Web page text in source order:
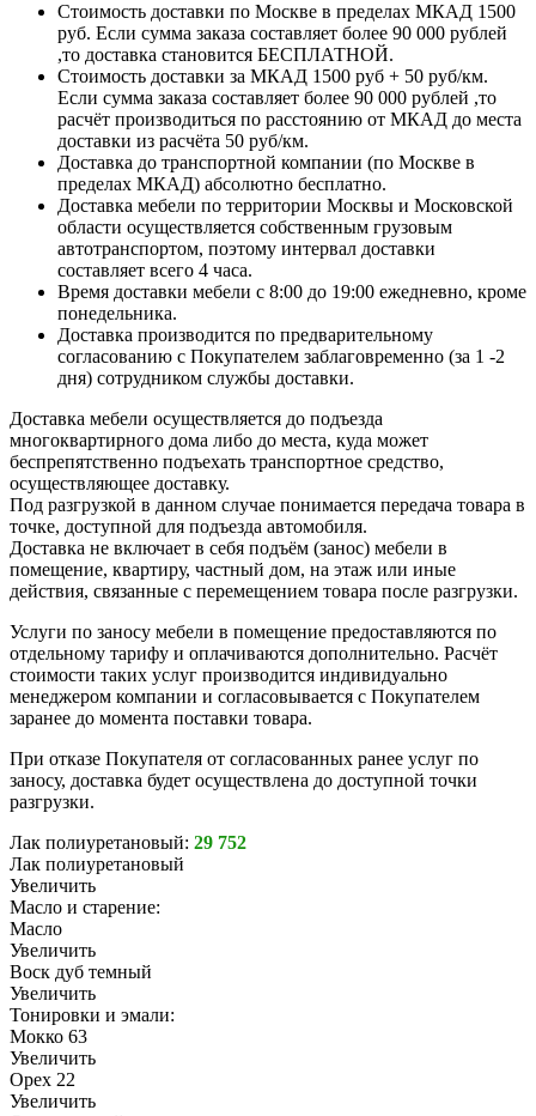
Стоимость доставки по Москве в пределах МКАД 1500
руб. Если сумма заказа составляет более 90 000 рублей
,то доставка становится БЕСПЛАТНОЙ.
Стоимость доставки за МКАД 1500 руб + 50 руб/км.
Если сумма заказа составляет более 90 000 рублей ,то
расчёт производиться по расстоянию от МКАД до места
доставки из расчёта 50 руб/км.
Доставка до транспортной компании (по Москве в
пределах МКАД) абсолютно бесплатно.
Доставка мебели по территории Москвы и Московской
области осуществляется собственным грузовым
автотранспортом, поэтому интервал доставки
составляет всего 4 часа.
Время доставки мебели с 8:00 до 19:00 ежедневно, кроме
понедельника.
Доставка производится по предварительному
согласованию с Покупателем заблаговременно (за 1 -2
дня) сотрудником службы доставки.
Доставка мебели осуществляется до подъезда
многоквартирного дома либо до места, куда может
беспрепятственно подъехать транспортное средство,
осуществляющее доставку.
Под разгрузкой в данном случае понимается передача товара в
точке, доступной для подъезда автомобиля.
Доставка не включает в себя подъём (занос) мебели в
помещение, квартиру, частный дом, на этаж или иные
действия, связанные с перемещением товара после разгрузки.
Услуги по заносу мебели в помещение предоставляются по
отдельному тарифу и оплачиваются дополнительно. Расчёт
стоимости таких услуг производится индивидуально
менеджером компании и согласовывается с Покупателем
заранее до момента поставки товара.
При отказе Покупателя от согласованных ранее услуг по
заносу, доставка будет осуществлена до доступной точки
разгрузки.
Лак полиуретановый: 29 752
Лак полиуретановый
Увеличить
Масло и старение:
Масло
Увеличить
Воск дуб темный
Увеличить
Тонировки и эмали:
Мокко 63
Увеличить
Орех 22
Увеличить